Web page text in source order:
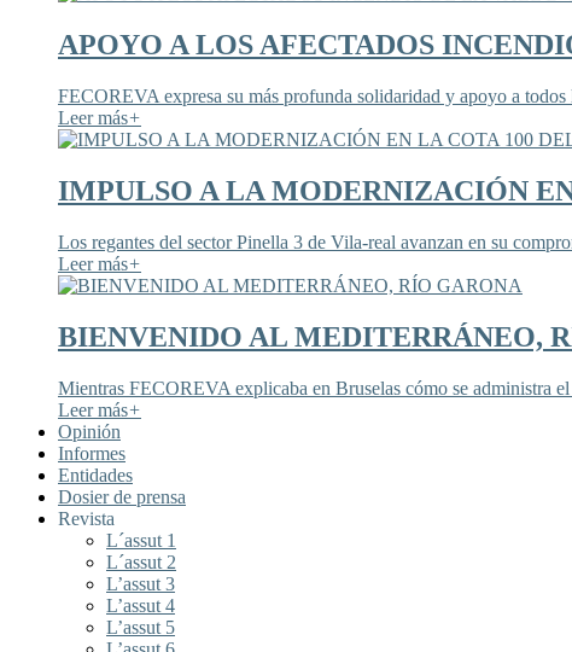
APOYO A LOS AFECTADOS
FECOREVA expresa su más profunda solidaridad y apoyo a todos
Leer más+
IMPULSO A LA MODERNIZACIÓN
Los regantes del sector Pinella 3 de Vila-real avanzan en su
Leer más+
BIENVENIDO AL MEDITERRÁNEO,
Mientras FECOREVA explicaba en Bruselas cómo se administra
Leer más+
Opinión
Informes
Entidades
Dosier de prensa
Revista
L´assut 1
L´assut 2
L’assut 3
L’assut 4
L’assut 5